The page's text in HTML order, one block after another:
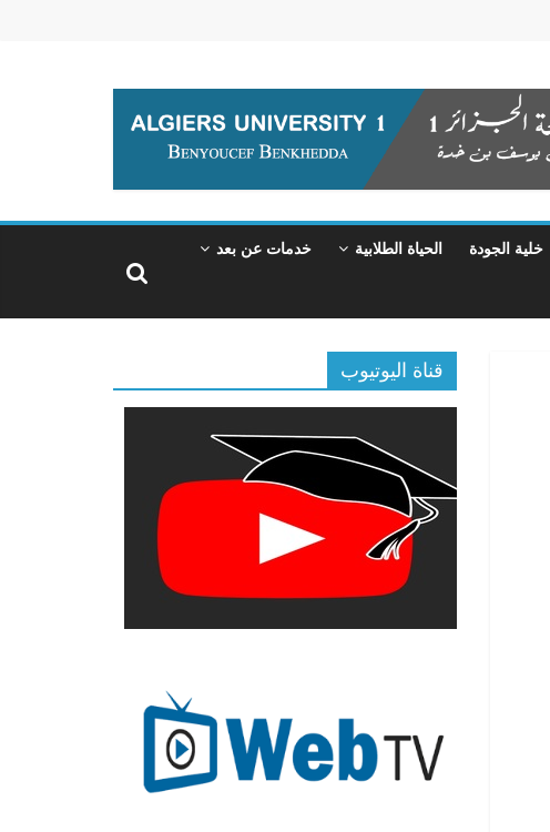
خلية الجودة الحياة الطلابية خدمات عن بعد
قناة اليوتيوب